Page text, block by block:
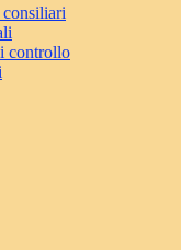
controllo